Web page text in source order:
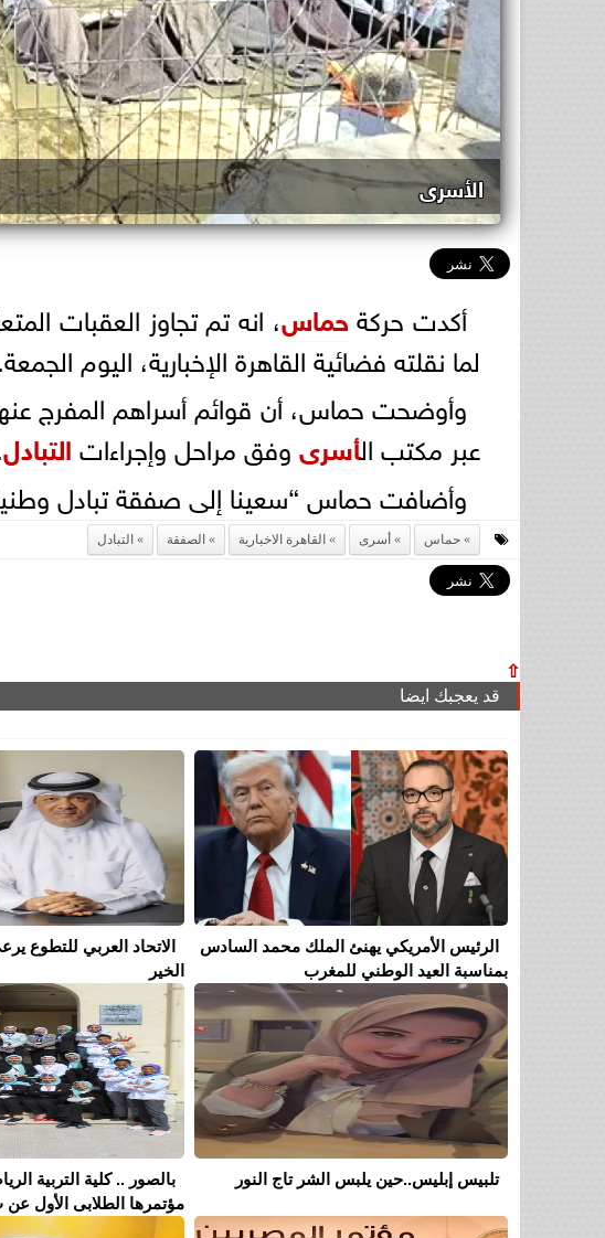
الأسرى
أكدت حركةحماس، انه تم تجاوز العقبات
لما نقلته فضائية القاهرة الإخبارية، اليوم الجمعة.
وأوضحت حماس، أن قوائم أسراهم المفرج
عبر مكتب الأسرىوفق مراحل وإجراءاتالتبادل
وأضافت حماس “سعينا إلى صفقة تبادل
حماس أسرى القاهرة الاخبارية الصفقة التبادل
⇧
قد يعجبك ايضا
الرئيس الأمريكي يهنئ الملك محمد السادس
بمناسبة العيد الوطني للمغرب
الاتحاد العربي للتطوع
الخير
تلبيس إبليس..حين يلبس الشر تاج النور
بالصور .. كلية التربية
مؤتمرها الطلابى الأول